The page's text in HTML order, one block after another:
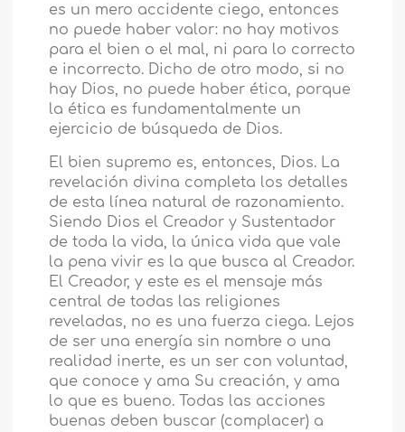
es un mero accidente ciego, entonces
no puede haber valor: no hay motivos
para el bien o el mal, ni para lo correcto
e incorrecto. Dicho de otro modo, si no
hay Dios, no puede haber ética, porque
la ética es fundamentalmente un
ejercicio de búsqueda de Dios.
El bien supremo es, entonces, Dios. La
revelación divina completa los detalles
de esta línea natural de razonamiento.
Siendo Dios el Creador y Sustentador
de toda la vida, la única vida que vale
la pena vivir es la que busca al Creador.
El Creador, y este es el mensaje más
central de todas las religiones
reveladas, no es una fuerza ciega. Lejos
de ser una energía sin nombre o una
realidad inerte, es un ser con voluntad,
que conoce y ama Su creación, y ama
lo que es bueno. Todas las acciones
buenas deben buscar (complacer) a